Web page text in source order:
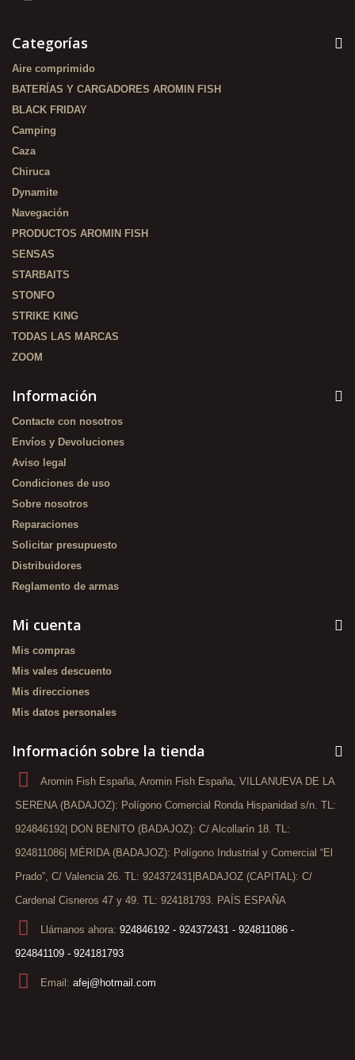
Categorías
Aire comprimido
BATERÍAS Y CARGADORES AROMIN FISH
BLACK FRIDAY
Camping
Caza
Chiruca
Dynamite
Navegación
PRODUCTOS AROMIN FISH
SENSAS
STARBAITS
STONFO
STRIKE KING
TODAS LAS MARCAS
ZOOM
Información
Contacte con nosotros
Envíos y Devoluciones
Aviso legal
Condiciones de uso
Sobre nosotros
Reparaciones
Solicitar presupuesto
Distribuidores
Reglamento de armas
Mi cuenta
Mis compras
Mis vales descuento
Mis direcciones
Mis datos personales
Información sobre la tienda
Aromin Fish España, Aromin Fish España, VILLANUEVA DE LA
SERENA (BADAJOZ): Polígono Comercial Ronda Hispanidad s/n. TL:
924846192| DON BENITO (BADAJOZ): C/ Alcollarín 18. TL:
924811086| MÉRIDA (BADAJOZ): Polígono Industrial y Comercial “El
Prado”, C/ Valencia 26. TL: 924372431|BADAJOZ (CAPITAL): C/
Cardenal Cisneros 47 y 49. TL: 924181793. PAÍS ESPAÑA
Llámanos ahora: 924846192 - 924372431 - 924811086 -
924841109 - 924181793
Email: afej@hotmail.com